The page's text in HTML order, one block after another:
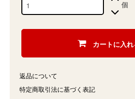
個
カートに入れ
返品について
特定商取引法に基づく表記